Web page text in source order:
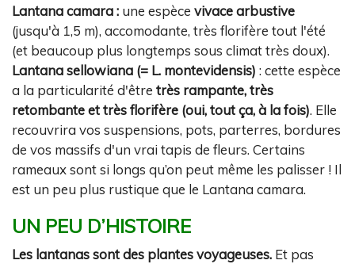
Lantana camara : une espèce vivace arbustive
(jusqu'à 1,5 m), accomodante, très florifère tout l'été
(et beaucoup plus longtemps sous climat très doux).
Lantana sellowiana (= L. montevidensis) : cette espèce
a la particularité d'être très rampante, très
retombante et très florifère (oui, tout ça, à la fois). Elle
recouvrira vos suspensions, pots, parterres, bordures
de vos massifs d'un vrai tapis de fleurs. Certains
rameaux sont si longs qu’on peut même les palisser ! Il
est un peu plus rustique que le Lantana camara.
UN PEU D’HISTOIRE
Les lantanas sont des plantes voyageuses. Et pas